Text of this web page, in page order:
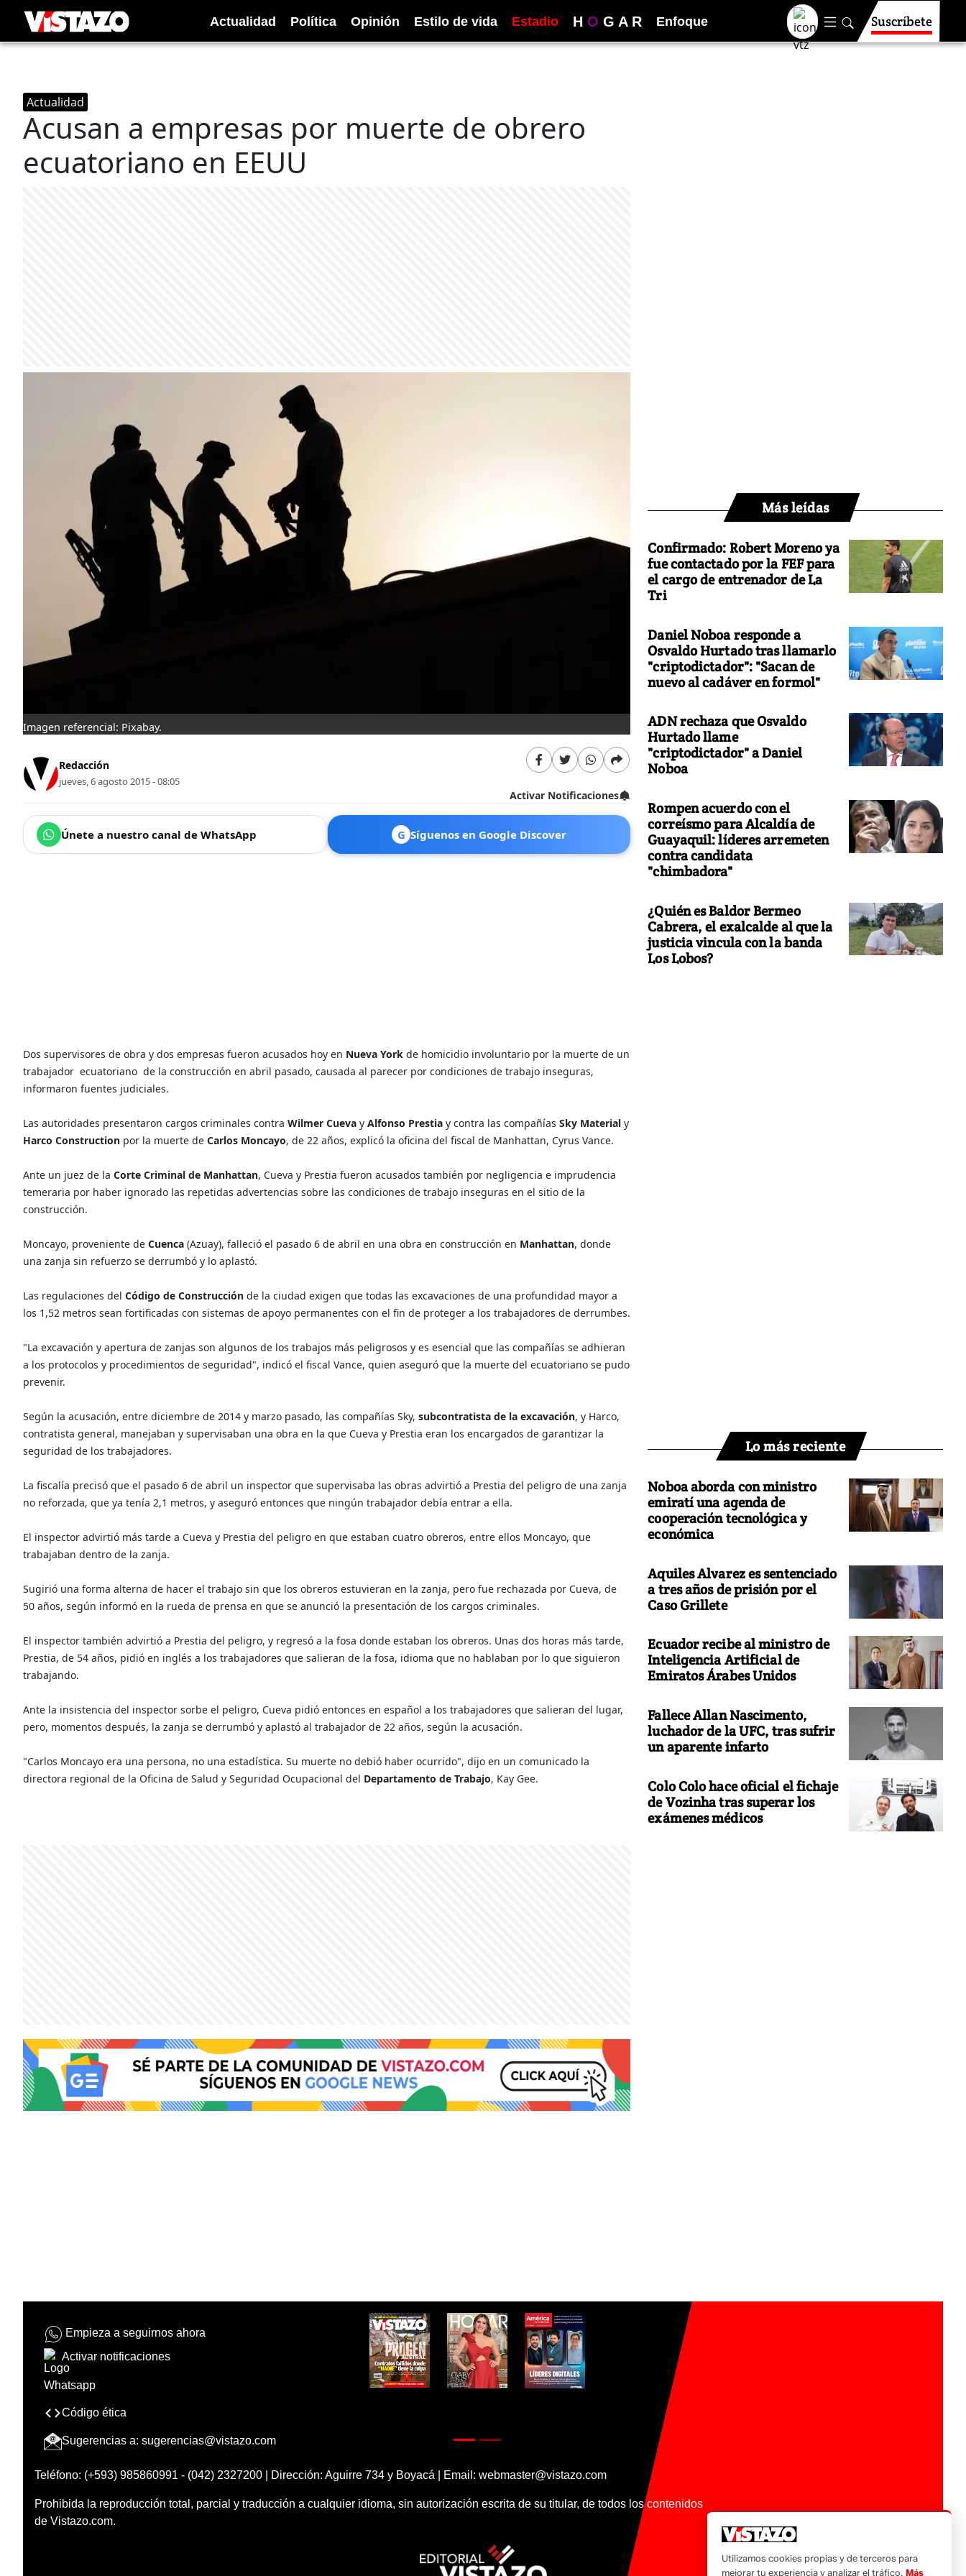
Actualidad Política Opinión Estilo de vida Estadio H O G A R Enfoque Suscríbete
Actualidad
Acusan a empresas por muerte de obrero
ecuatoriano en EEUU
Imagen referencial: Pixabay.
Redacción
jueves, 6 agosto 2015 - 08:05
Activar Notificaciones
Únete a nuestro canal de WhatsApp G Síguenos en Google Discover
Dos supervisores de obra y dos empresas fueron acusados hoy en Nueva York de homicidio involuntario por la muerte de un
trabajador ecuatoriano de la construcción en abril pasado, causada al parecer por condiciones de trabajo inseguras,
informaron fuentes judiciales.
Las autoridades presentaron cargos criminales contra Wilmer Cueva y Alfonso Prestia y contra las compañías Sky Material y
Harco Construction por la muerte de Carlos Moncayo, de 22 años, explicó la oficina del fiscal de Manhattan, Cyrus Vance.
Ante un juez de la Corte Criminal de Manhattan, Cueva y Prestia fueron acusados también por negligencia e imprudencia
temeraria por haber ignorado las repetidas advertencias sobre las condiciones de trabajo inseguras en el sitio de la
construcción.
Moncayo, proveniente de Cuenca (Azuay), falleció el pasado 6 de abril en una obra en construcción en Manhattan, donde
una zanja sin refuerzo se derrumbó y lo aplastó.
Las regulaciones del Código de Construcción de la ciudad exigen que todas las excavaciones de una profundidad mayor a
los 1,52 metros sean fortificadas con sistemas de apoyo permanentes con el fin de proteger a los trabajadores de derrumbes.
"La excavación y apertura de zanjas son algunos de los trabajos más peligrosos y es esencial que las compañías se adhieran
a los protocolos y procedimientos de seguridad", indicó el fiscal Vance, quien aseguró que la muerte del ecuatoriano se pudo
prevenir.
Según la acusación, entre diciembre de 2014 y marzo pasado, las compañías Sky, subcontratista de la excavación, y Harco,
contratista general, manejaban y supervisaban una obra en la que Cueva y Prestia eran los encargados de garantizar la
seguridad de los trabajadores.
La fiscalía precisó que el pasado 6 de abril un inspector que supervisaba las obras advirtió a Prestia del peligro de una zanja
no reforzada, que ya tenía 2,1 metros, y aseguró entonces que ningún trabajador debía entrar a ella.
El inspector advirtió más tarde a Cueva y Prestia del peligro en que estaban cuatro obreros, entre ellos Moncayo, que
trabajaban dentro de la zanja.
Sugirió una forma alterna de hacer el trabajo sin que los obreros estuvieran en la zanja, pero fue rechazada por Cueva, de
50 años, según informó en la rueda de prensa en que se anunció la presentación de los cargos criminales.
El inspector también advirtió a Prestia del peligro, y regresó a la fosa donde estaban los obreros. Unas dos horas más tarde,
Prestia, de 54 años, pidió en inglés a los trabajadores que salieran de la fosa, idioma que no hablaban por lo que siguieron
trabajando.
Ante la insistencia del inspector sorbe el peligro, Cueva pidió entonces en español a los trabajadores que salieran del lugar,
pero, momentos después, la zanja se derrumbó y aplastó al trabajador de 22 años, según la acusación.
"Carlos Moncayo era una persona, no una estadística. Su muerte no debió haber ocurrido", dijo en un comunicado la
directora regional de la Oficina de Salud y Seguridad Ocupacional del Departamento de Trabajo, Kay Gee.
Más leídas
Confirmado: Robert Moreno ya
fue contactado por la FEF para
el cargo de entrenador de La
Tri
Daniel Noboa responde a
Osvaldo Hurtado tras llamarlo
"criptodictador": "Sacan de
nuevo al cadáver en formol"
ADN rechaza que Osvaldo
Hurtado llame
"criptodictador" a Daniel
Noboa
Rompen acuerdo con el
correísmo para Alcaldía de
Guayaquil: líderes arremeten
contra candidata
"chimbadora"
¿Quién es Baldor Bermeo
Cabrera, el exalcalde al que la
justicia vincula con la banda
Los Lobos?
Lo más reciente
Noboa aborda con ministro
emiratí una agenda de
cooperación tecnológica y
económica
Aquiles Alvarez es sentenciado
a tres años de prisión por el
Caso Grillete
Ecuador recibe al ministro de
Inteligencia Artificial de
Emiratos Árabes Unidos
Fallece Allan Nascimento,
luchador de la UFC, tras sufrir
un aparente infarto
Colo Colo hace oficial el fichaje
de Vozinha tras superar los
exámenes médicos
Empieza a seguirnos ahora
Activar notificaciones
Código ética
Sugerencias a: sugerencias@vistazo.com
Teléfono: (+593) 985860991 - (042) 2327200 | Dirección: Aguirre 734 y Boyacá | Email: webmaster@vistazo.com
Prohibida la reproducción total, parcial y traducción a cualquier idioma, sin autorización escrita de su titular, de todos los contenidos
de Vistazo.com.
Utilizamos cookies propias y de terceros para
mejorar tu experiencia y analizar el tráfico. Más